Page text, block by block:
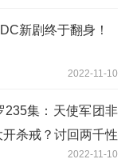
新剧终于翻身！
2022-11-10
235集：天使军团非
杀戒？讨回两千性
2022-11-10